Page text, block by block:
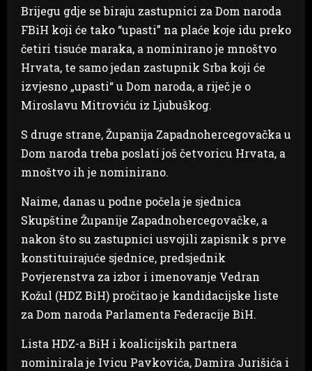
Brijegu gdje se biraju zastupnici za Dom naroda
FBiH koji će tako “upasti” na plaće koje idu preko
četiri tisuće maraka, a nominirano je mnoštvo
Hrvata, te samo jedan zastupnik Srba koji će
izvjesno „upasti“ u Dom naroda, a riječ je o
Miroslavu Mitroviću iz Ljubuškog.
S druge strane, Županija Zapadnohercegovačka u
Dom naroda treba poslati još četvoricu Hrvata, a
mnoštvo ih je nominirano.
Naime, danas u podne počela je sjednica
Skupštine Županije Zapadnohercegovačke, a
nakon što su zastupnici usvojili zapisnik s prve
konstituirajuće sjednice, predsjednik
Povjerenstva za izbor i imenovanje Vedran
Kožul (HDZ BiH) pročitao je kandidacijske liste
za Dom naroda Parlamenta Federacije BiH.
Lista HDZ-a BiH i koalicijskih partnera
nominirala je Ivicu Pavkovića, Damira Jurišića i